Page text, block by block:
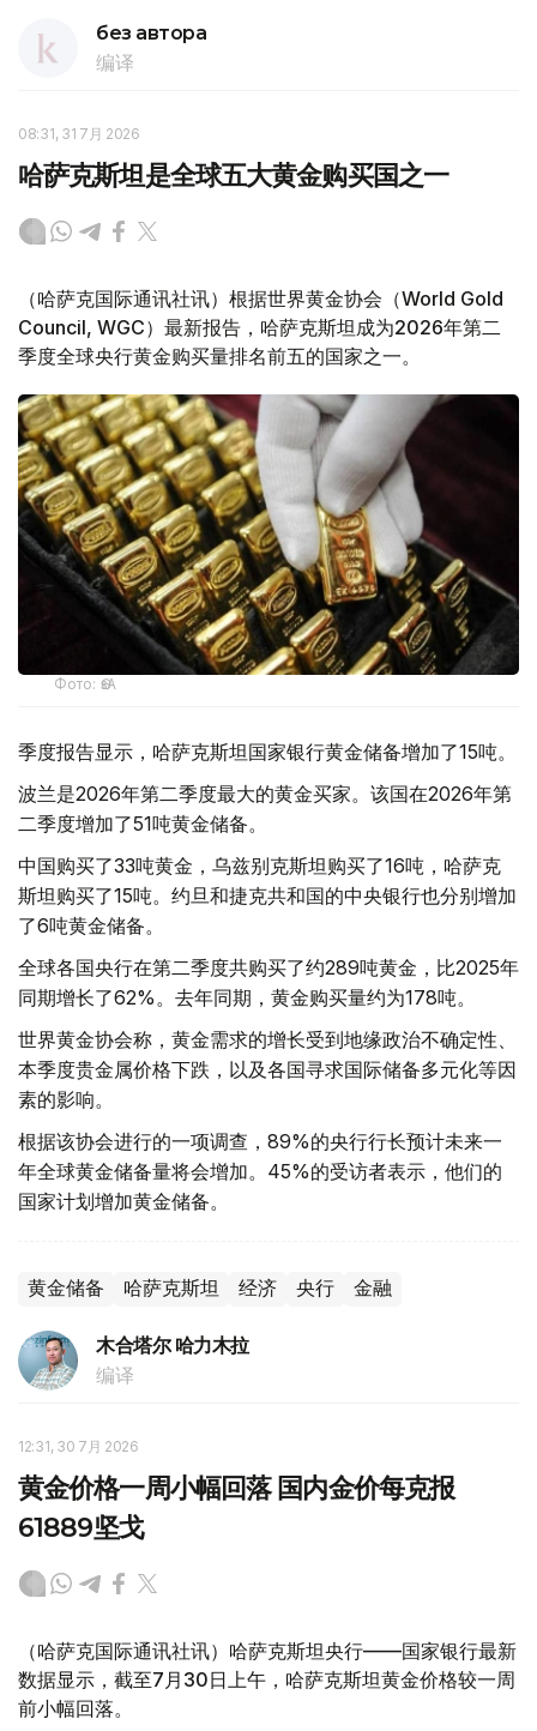
без автора
编译
08:31, 31 7月 2026
哈萨克斯坦是全球五大黄金购买国之一
（哈萨克国际通讯社讯）根据世界黄金协会（World Gold
Council, WGC）最新报告，哈萨克斯坦成为2026年第二
季度全球央行黄金购买量排名前五的国家之一。
Фото: ӨзА
季度报告显示，哈萨克斯坦国家银行黄金储备增加了15吨。
波兰是2026年第二季度最大的黄金买家。该国在2026年第
二季度增加了51吨黄金储备。
中国购买了33吨黄金，乌兹别克斯坦购买了16吨，哈萨克
斯坦购买了15吨。约旦和捷克共和国的中央银行也分别增加
了6吨黄金储备。
全球各国央行在第二季度共购买了约289吨黄金，比2025年
同期增长了62%。去年同期，黄金购买量约为178吨。
世界黄金协会称，黄金需求的增长受到地缘政治不确定性、
本季度贵金属价格下跌，以及各国寻求国际储备多元化等因
素的影响。
根据该协会进行的一项调查，89%的央行行长预计未来一
年全球黄金储备量将会增加。45%的受访者表示，他们的
国家计划增加黄金储备。
黄金储备 哈萨克斯坦 经济 央行 金融
木合塔尔 哈力木拉
编译
12:31, 30 7月 2026
黄金价格一周小幅回落 国内金价每克报
61889坚戈
（哈萨克国际通讯社讯）哈萨克斯坦央行——国家银行最新
数据显示，截至7月30日上午，哈萨克斯坦黄金价格较一周
前小幅回落。